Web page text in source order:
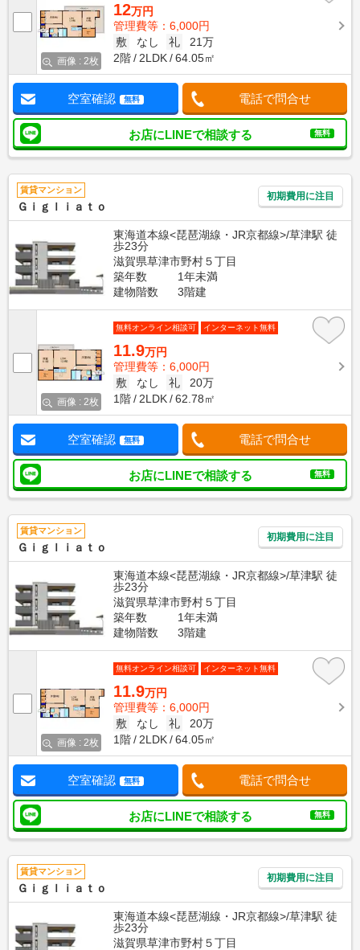
画像 : 2枚
12万円
管理費等：6,000円
敷
なし 礼
21万
2階
2LDK 64.05㎡
空室確認 無料 電話で問合せ
お店にLINEで相談する 無料
賃貸マンション
Ｇｉｇｌｉａｔｏ
初期費用に注目
東海道本線<琵琶湖線・JR京都線>/草津駅 徒
歩23分
滋賀県草津市野村５丁目
築年数
1年未満
建物階数
3階建
画像 : 2枚
無料オンライン相談可 インターネット無料
11.9万円
管理費等：6,000円
敷
なし 礼
20万
1階
2LDK 62.78㎡
空室確認 無料 電話で問合せ
お店にLINEで相談する 無料
賃貸マンション
Ｇｉｇｌｉａｔｏ
初期費用に注目
東海道本線<琵琶湖線・JR京都線>/草津駅 徒
歩23分
滋賀県草津市野村５丁目
築年数
1年未満
建物階数
3階建
画像 : 2枚
無料オンライン相談可 インターネット無料
11.9万円
管理費等：6,000円
敷
なし 礼
20万
1階
2LDK 64.05㎡
空室確認 無料 電話で問合せ
お店にLINEで相談する 無料
賃貸マンション
Ｇｉｇｌｉａｔｏ
初期費用に注目
東海道本線<琵琶湖線・JR京都線>/草津駅 徒
歩23分
滋賀県草津市野村５丁目